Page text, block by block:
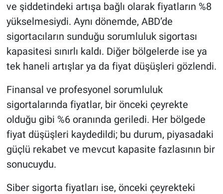
ve şiddetindeki artışa bağlı olarak fiyatların %8
yükselmesiydi. Aynı dönemde, ABD’de
sigortacıların sunduğu sorumluluk sigortası
kapasitesi sınırlı kaldı. Diğer bölgelerde ise ya
tek haneli artışlar ya da fiyat düşüşleri gözlendi.
Finansal ve profesyonel sorumluluk
sigortalarında fiyatlar, bir önceki çeyrekte
olduğu gibi %6 oranında geriledi. Her bölgede
fiyat düşüşleri kaydedildi; bu durum, piyasadaki
güçlü rekabet ve mevcut kapasite fazlasının bir
sonucuydu.
Siber sigorta fiyatları ise, önceki çeyrekteki